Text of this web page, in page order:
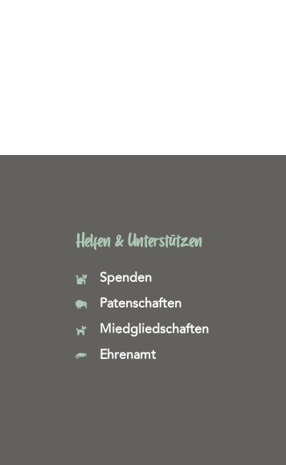
Helfen & Unterstützen
Spenden
Patenschaften
Miedgliedschaften
Ehrenamt